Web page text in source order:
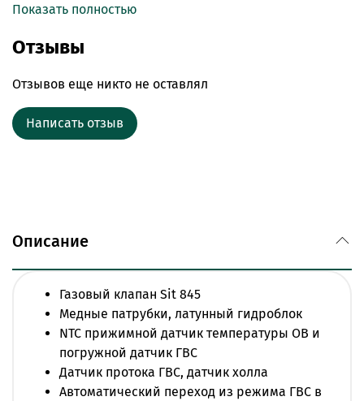
(сразу подключен на плату)
Оптимизация температуры отопления сокращает
Высокая ремонтопригодность, легкий доступ к
узлам котла
электронный датчик давления в контуре
Автоматика по перегреву ОВ, дымоудалению и
отрыву пламени.
Два трехскоростных циркуляционных насоса,
расширительный бак
Автоматический воздухоотводчик,
предохранительный клапан 3 бар
Кран заполнения и кран слива, автоматический
Показать полностью
Отзывы
Отзывов еще никто не оставлял
Написать отзыв
Описание
Газовый клапан Sit 845
Медные патрубки, латунный гидроблок
NTC прижимной датчик температуры ОВ и
погружной датчик ГВС
Датчик протока ГВС, датчик холла
Автоматический переход из режима ГВС в